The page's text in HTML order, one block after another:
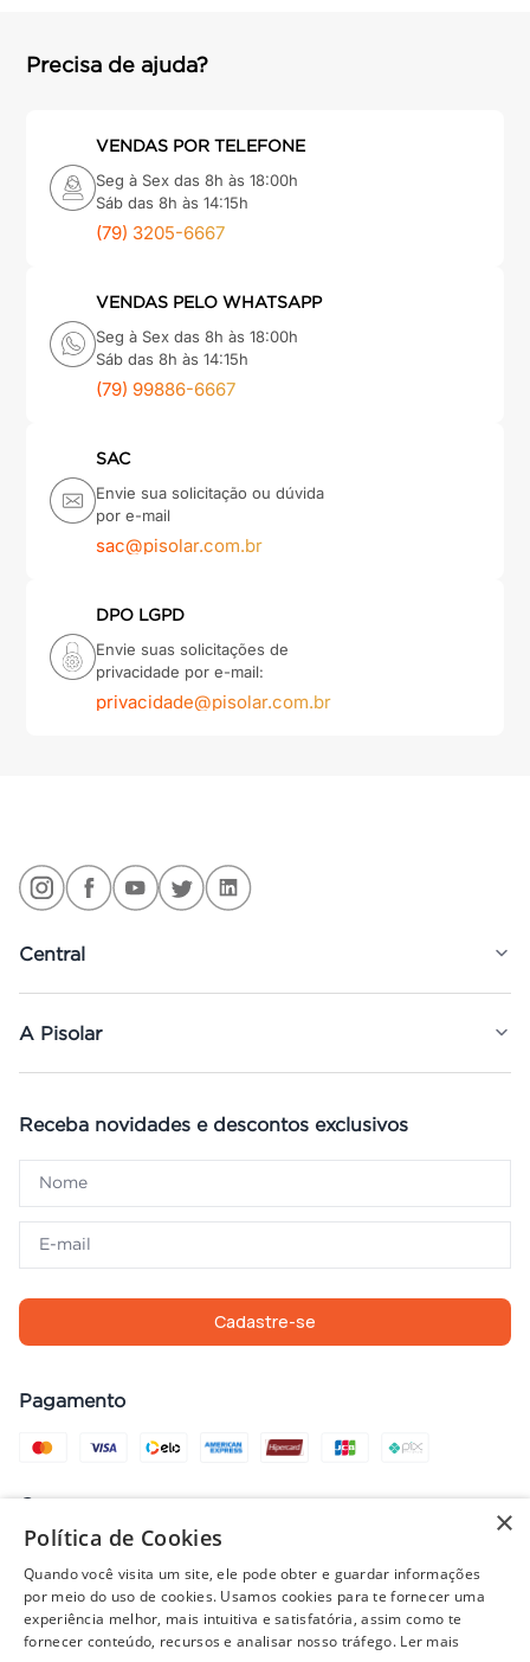
Precisa de ajuda?
VENDAS POR TELEFONE
Seg à Sex das 8h às 18:00h
Sáb das 8h às 14:15h
(79) 3205-6667
VENDAS PELO WHATSAPP
Seg à Sex das 8h às 18:00h
Sáb das 8h às 14:15h
(79) 99886-6667
SAC
Envie sua solicitação ou dúvida
por e-mail
sac@pisolar.com.br
DPO LGPD
Envie suas solicitações de
privacidade por e-mail:
privacidade@pisolar.com.br
Central
A Pisolar
Receba novidades e descontos exclusivos
Cadastre-se
Pagamento
Compra com segurança
Preços, promoções, condições de pagamento e frete válidos apenas
para compras no site. Em caso de divergência, prevalece o valor do
×
Política de Cookies
Quando você visita um site, ele pode obter e guardar informações
por meio do uso de cookies. Usamos cookies para te fornecer uma
experiência melhor, mais intuitiva e satisfatória, assim como te
fornecer conteúdo, recursos e analisar nosso tráfego. Ler mais